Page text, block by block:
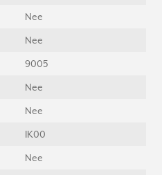
Nee
Nee
9005
Nee
Nee
IK00
Nee